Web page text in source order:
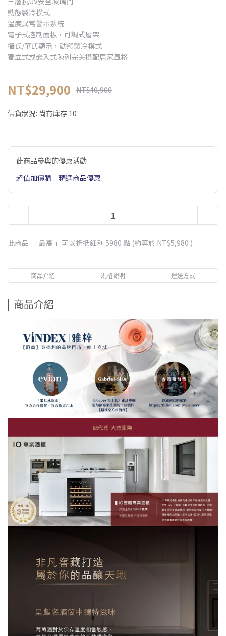
動態製冷模式
溫度異常警示系統
電子式控制面板，可調式層架
攝氏/華氏顯示，動態製冷模式
獨立式或嵌入式陳列完美搭配居家風格
NT$29,900 NT$40,900
供貨狀況: 尚有庫存 10
此商品參與的優惠活動
超值加價購｜精選商品優惠
此商品 「 最高 」可以折抵紅利 5980 點 (約等於 NT$5,980 )
商品介紹 規格說明 運送方式
商品介紹